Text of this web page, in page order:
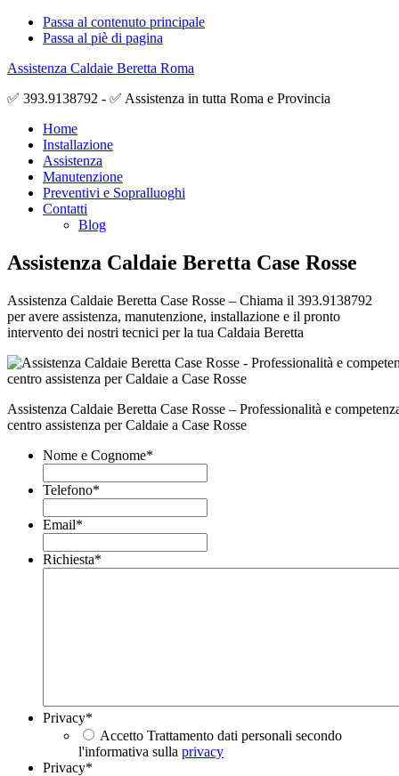
Passa al contenuto principale
Passa al piè di pagina
Assistenza Caldaie Beretta Roma
✅ 393.9138792 - ✅ Assistenza in tutta Roma e Provincia
Home
Installazione
Assistenza
Manutenzione
Preventivi e Sopralluoghi
Contatti
Blog
Assistenza Caldaie Beretta Case Rosse
Assistenza Caldaie Beretta Case Rosse – Chiama il 393.9138792
per avere assistenza, manutenzione, installazione e il pronto
intervento dei nostri tecnici per la tua Caldaia Beretta
Assistenza Caldaie Beretta Case Rosse – Professionalità e
centro assistenza per Caldaie a Case Rosse
Nome e Cognome*
Telefono*
Email*
Richiesta*
Privacy*
Accetto Trattamento dati personali secondo
l'informativa sulla privacy
Privacy*